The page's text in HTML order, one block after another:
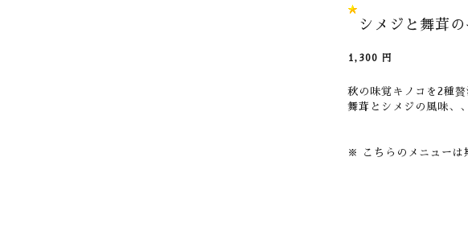
シメジと舞茸
1,300 円
秋の味覚キノコを2種
舞茸とシメジの風味、
※ こちらのメニューは